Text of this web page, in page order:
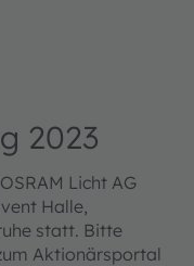
2023
Licht AG
Halle,
statt. Bitte
Aktionärsportal